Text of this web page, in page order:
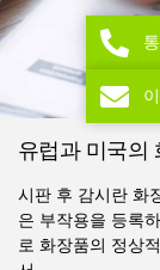
유럽과 미국의
시판 후 감시란 화
은 부작용을 등록
로 화장품의 정상